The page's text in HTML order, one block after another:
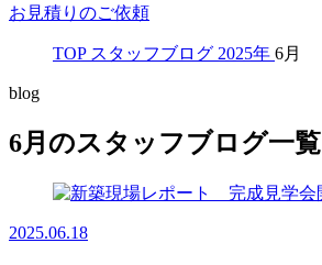
お見積りのご依頼
TOP スタッフブログ 2025年 6月
blog
6月のスタッフブログ一覧
2025.06.18